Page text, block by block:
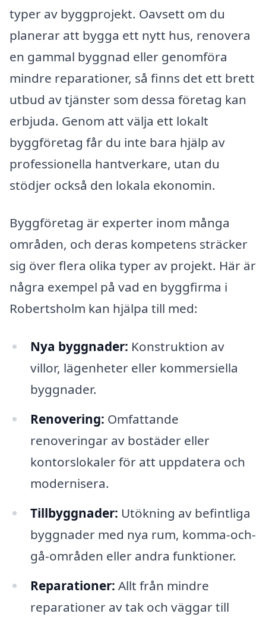
typer av byggprojekt. Oavsett om du
planerar att bygga ett nytt hus, renovera
en gammal byggnad eller genomföra
mindre reparationer, så finns det ett brett
utbud av tjänster som dessa företag kan
erbjuda. Genom att välja ett lokalt
byggföretag får du inte bara hjälp av
professionella hantverkare, utan du
stödjer också den lokala ekonomin.
Byggföretag är experter inom många
områden, och deras kompetens sträcker
sig över flera olika typer av projekt. Här är
några exempel på vad en byggfirma i
Robertsholm kan hjälpa till med:
Nya byggnader: Konstruktion av
villor, lägenheter eller kommersiella
byggnader.
Renovering: Omfattande
renoveringar av bostäder eller
kontorslokaler för att uppdatera och
modernisera.
Tillbyggnader: Utökning av befintliga
byggnader med nya rum, komma-och-
gå-områden eller andra funktioner.
Reparationer: Allt från mindre
reparationer av tak och väggar till